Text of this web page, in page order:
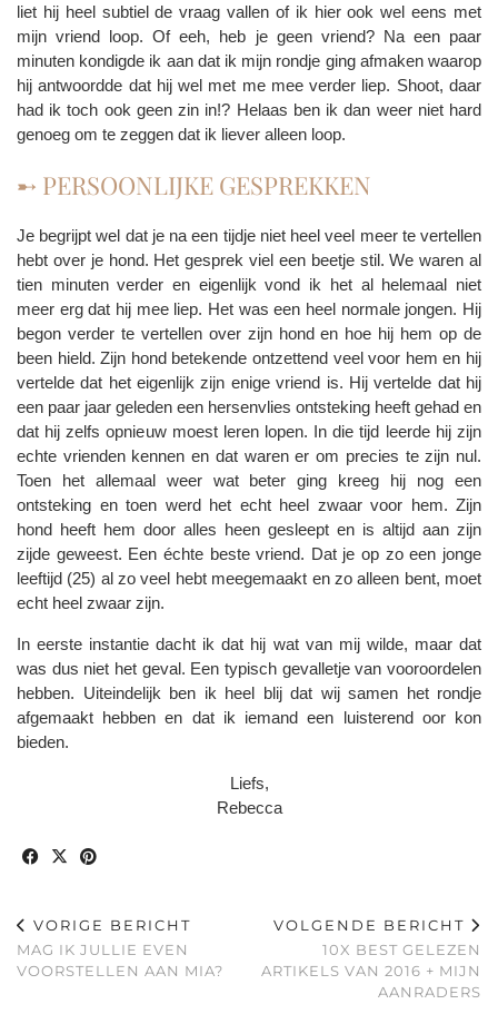
liet hij heel subtiel de vraag vallen of ik hier ook wel eens met
mijn vriend loop. Of eeh, heb je geen vriend? Na een paar
minuten kondigde ik aan dat ik mijn rondje ging afmaken waarop
hij antwoordde dat hij wel met me mee verder liep. Shoot, daar
had ik toch ook geen zin in!? Helaas ben ik dan weer niet hard
genoeg om te zeggen dat ik liever alleen loop.
➸ PERSOONLIJKE GESPREKKEN
Je begrijpt wel dat je na een tijdje niet heel veel meer te vertellen
hebt over je hond. Het gesprek viel een beetje stil. We waren al
tien minuten verder en eigenlijk vond ik het al helemaal niet
meer erg dat hij mee liep. Het was een heel normale jongen. Hij
begon verder te vertellen over zijn hond en hoe hij hem op de
been hield. Zijn hond betekende ontzettend veel voor hem en hij
vertelde dat het eigenlijk zijn enige vriend is. Hij vertelde dat hij
een paar jaar geleden een hersenvlies ontsteking heeft gehad en
dat hij zelfs opnieuw moest leren lopen. In die tijd leerde hij zijn
echte vrienden kennen en dat waren er om precies te zijn nul.
Toen het allemaal weer wat beter ging kreeg hij nog een
ontsteking en toen werd het echt heel zwaar voor hem. Zijn
hond heeft hem door alles heen gesleept en is altijd aan zijn
zijde geweest. Een échte beste vriend. Dat je op zo een jonge
leeftijd (25) al zo veel hebt meegemaakt en zo alleen bent, moet
echt heel zwaar zijn.
In eerste instantie dacht ik dat hij wat van mij wilde, maar dat
was dus niet het geval. Een typisch gevalletje van vooroordelen
hebben. Uiteindelijk ben ik heel blij dat wij samen het rondje
afgemaakt hebben en dat ik iemand een luisterend oor kon
bieden.
Liefs,
Rebecca
VORIGE BERICHT
MAG IK JULLIE EVEN
VOORSTELLEN AAN MIA?
VOLGENDE BERICHT
10X BEST GELEZEN
ARTIKELS VAN 2016 + MIJN
AANRADERS